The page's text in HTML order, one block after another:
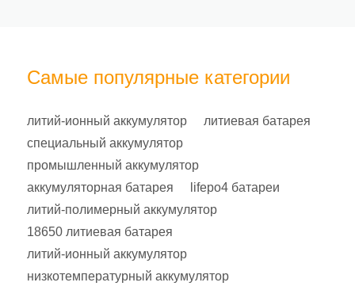
Самые популярные категории
литий-ионный аккумулятор
литиевая батарея
специальный аккумулятор
промышленный аккумулятор
аккумуляторная батарея
lifepo4 батареи
литий-полимерный аккумулятор
18650 литиевая батарея
литий-ионный аккумулятор
низкотемпературный аккумулятор